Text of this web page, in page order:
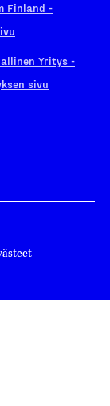
Finland -
Yritys -
sivu